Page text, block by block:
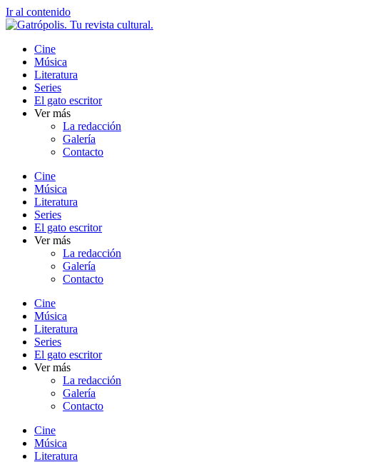
Ir al contenido
Cine
Música
Literatura
Series
El gato escritor
Ver más
La redacción
Galería
Contacto
Cine
Música
Literatura
Series
El gato escritor
Ver más
La redacción
Galería
Contacto
Cine
Música
Literatura
Series
El gato escritor
Ver más
La redacción
Galería
Contacto
Cine
Música
Literatura